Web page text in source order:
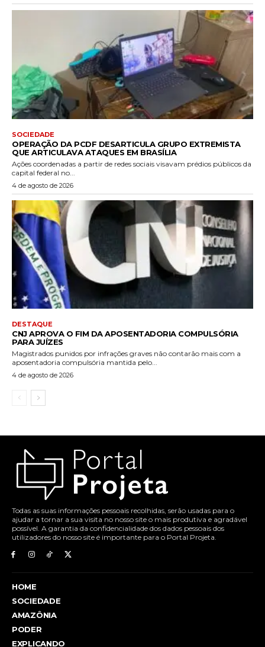
SOCIEDADE
OPERAÇÃO DA PCDF DESARTICULA GRUPO EXTREMISTA
QUE ARTICULAVA ATAQUES EM BRASÍLIA
Ações coordenadas a partir de redes sociais visavam prédios públicos da
capital federal no...
4 de agosto de 2026
DESTAQUE
CNJ APROVA O FIM DA APOSENTADORIA COMPULSÓRIA
PARA JUÍZES
Magistrados punidos por infrações graves não contarão mais com a
aposentadoria compulsória mantida pelo...
4 de agosto de 2026
Todas as suas informações pessoais recolhidas, serão usadas para o
ajudar a tornar a sua visita no nosso site o mais produtiva e agradável
possível. A garantia da confidencialidade dos dados pessoais dos
utilizadores do nosso site é importante para o Portal Projeta.
HOME
SOCIEDADE
AMAZÔNIA
PODER
EXPLICANDO